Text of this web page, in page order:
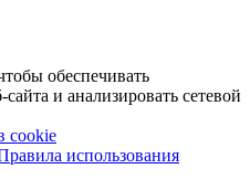
обеспечивать
и анализировать сетевой
cookie
использования